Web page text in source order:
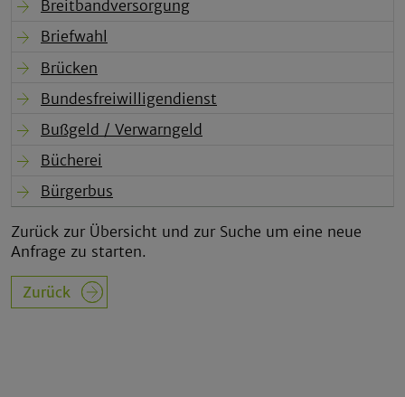
Breitbandversorgung
Briefwahl
Brücken
Bundesfreiwilligendienst
Bußgeld / Verwarngeld
Bücherei
Bürgerbus
Zurück zur Übersicht und zur Suche um eine neue
Anfrage zu starten.
Zurück